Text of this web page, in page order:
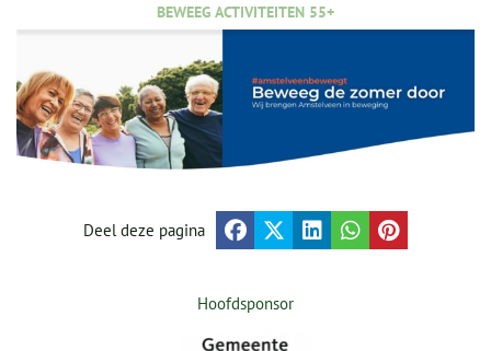
BEWEEG ACTIVITEITEN 55+
Deel deze pagina
Hoofdsponsor